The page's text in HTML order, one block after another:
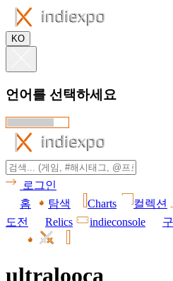
KO
언어를 선택하세요
로그인
홈
탐색 Charts 컬렉션
도전
Relics indieconsole
ultralooca